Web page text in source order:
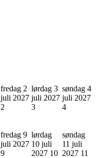
fredag 2
juli 2027
2
lørdag 3
juli 2027
3
søndag 4
juli 2027
4
fredag 9
juli 2027
9
lørdag
10 juli
2027 10
søndag
11 juli
2027 11